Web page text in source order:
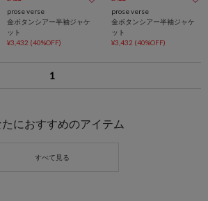
prose verse
金ボタンシアー半袖ジャケ
ット
¥3,432 (40%OFF)
prose verse
金ボタンシアー半袖ジャケ
ット
¥3,432 (40%OFF)
1
たにおすすめのアイテム